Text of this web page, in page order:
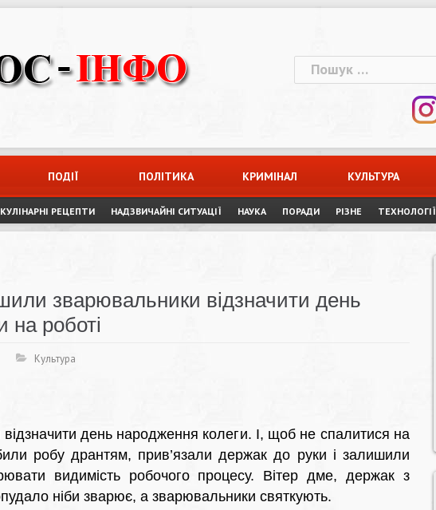
Пошук:
ПОДІЇ ПОЛІТИКА КРИМІНАЛ КУЛЬТУРА
КУЛІНАРНІ РЕЦЕПТИ НАДЗВИЧАЙНІ СИТУАЦІЇ НАУКА ПОРАДИ РІЗНЕ ТЕХНОЛОГІЇ
зварювальники відзначити день
на роботі
Культура
день народження колеги. І, щоб не спалитися на
робу дрантям, прив’язали держак до руки і залишили
видимість робочого процесу. Вітер дме, держак з
ніби зварює, а зварювальники святкують.